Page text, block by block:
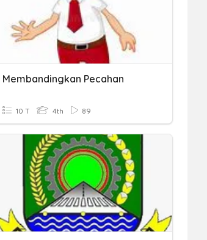
Membandingkan Pecahan
10 T 4th 89